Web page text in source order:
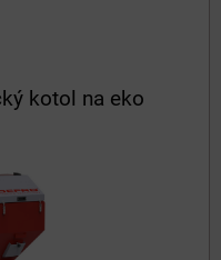
kotol na eko